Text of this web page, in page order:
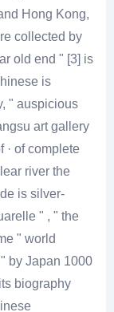
Hong Kong,
collected by
old end " [3] is
is
" auspicious
art gallery
· of complete
river the
is silver-
" , " the
" world
by Japan 1000
biography